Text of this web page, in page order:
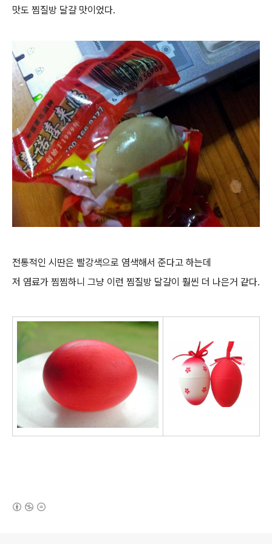
맛도 찜질방 달걀 맛이었다.
전통적인 시딴은 빨강색으로 염색해서 준다고 하는데
저 염료가 찜찜하니 그냥 이런 찜질방 달걀이 훨씬 더 나은거 같다.